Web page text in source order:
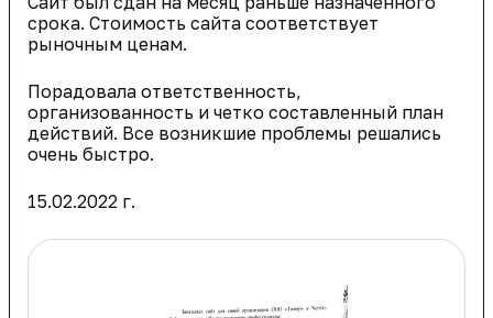
срока. Стоимость сайта соответствует
рыночным ценам.
Порадовала ответственность,
организованность и четко составленный план
действий. Все возникшие проблемы решались
очень быстро.
15.02.2022 г.